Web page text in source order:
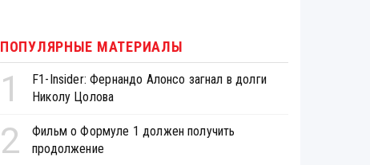
ПОПУЛЯРНЫЕ МАТЕРИАЛЫ
1
F1-Insider: Фернандо Алонсо загнал в долги
Николу Цолова
2
Фильм о Формуле 1 должен получить
продолжение